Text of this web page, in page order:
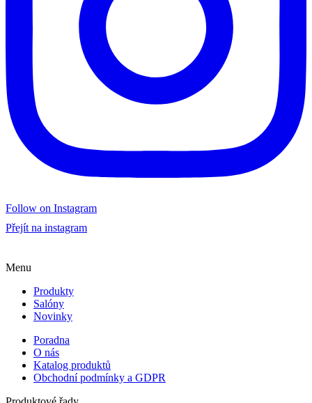
Follow on Instagram
Přejít na instagram
Menu
Produkty
Salóny
Novinky
Poradna
O nás
Katalog produktů
Obchodní podmínky a GDPR